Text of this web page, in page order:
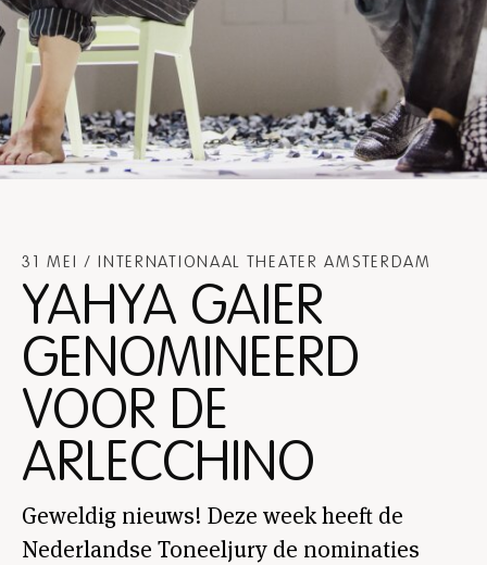
31 MEI / INTERNATIONAAL THEATER AMSTERDAM
YAHYA GAIER
GENOMINEERD
VOOR DE
ARLECCHINO
Geweldig nieuws! Deze week heeft de
Nederlandse Toneeljury de nominaties